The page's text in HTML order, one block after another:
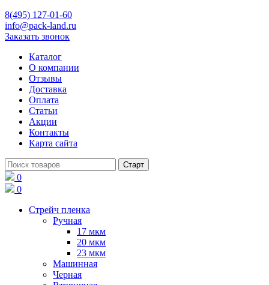
8(495) 127-01-60
info@pack-land.ru
Заказать звонок
Каталог
О компании
Отзывы
Доставка
Оплата
Статьи
Акции
Контакты
Карта сайта
0
0
Стрейч пленка
Ручная
17 мкм
20 мкм
23 мкм
Машинная
Черная